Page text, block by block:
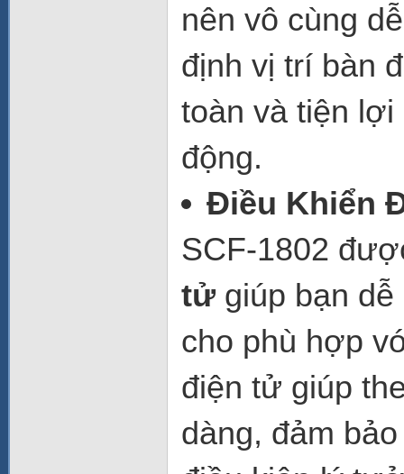
nên vô cùng
định vị trí bàn
toàn và tiện
động.
Điều Khiển
SCF-1802
tử giúp bạn
cho phù hợp
điện tử giúp
dàng, đảm